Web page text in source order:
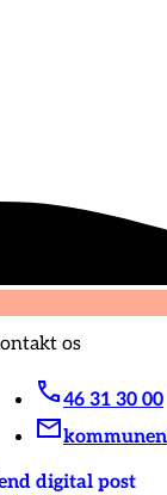
os
46 31 30 00
digital post